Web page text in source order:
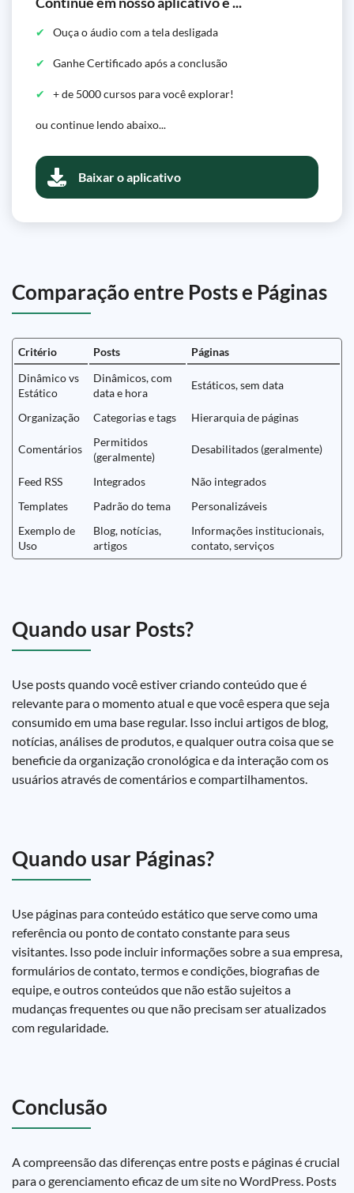
Ouça o áudio com a tela desligada
Ganhe Certificado após a conclusão
+ de 5000 cursos para você explorar!
ou continue lendo abaixo...
Baixar o aplicativo
Comparação entre Posts e Páginas
Critério Posts
Páginas
Dinâmico vs
Estático
Dinâmicos, com
data e hora
Estáticos, sem data
Organização Categorias e tags Hierarquia de páginas
Comentários
Permitidos
(geralmente)
Desabilitados (geralmente)
Feed RSS Integrados
Não integrados
Templates
Padrão do tema
Personalizáveis
Exemplo de
Uso
Blog, notícias,
artigos
Informações institucionais,
contato, serviços
Quando usar Posts?
Use posts quando você estiver criando conteúdo que é
relevante para o momento atual e que você espera que seja
consumido em uma base regular. Isso inclui artigos de blog,
notícias, análises de produtos, e qualquer outra coisa que se
beneficie da organização cronológica e da interação com os
usuários através de comentários e compartilhamentos.
Quando usar Páginas?
Use páginas para conteúdo estático que serve como uma
referência ou ponto de contato constante para seus
visitantes. Isso pode incluir informações sobre a sua empresa,
formulários de contato, termos e condições, biografias de
equipe, e outros conteúdos que não estão sujeitos a
mudanças frequentes ou que não precisam ser atualizados
com regularidade.
Conclusão
A compreensão das diferenças entre posts e páginas é crucial
para o gerenciamento eficaz de um site no WordPress. Posts